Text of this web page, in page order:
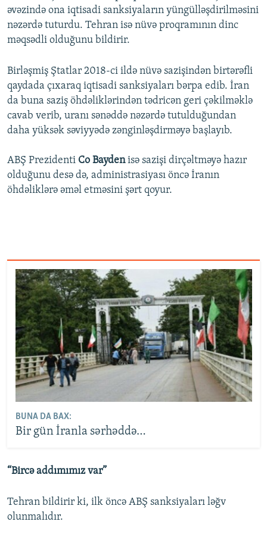
əvəzində ona iqtisadi sanksiyaların yüngülləşdirilməsini
nəzərdə tuturdu. Tehran isə nüvə proqramının dinc
məqsədli olduğunu bildirir.
Birləşmiş Ştatlar 2018-ci ildə nüvə sazişindən birtərəfli
qaydada çıxaraq iqtisadi sanksiyaları bərpa edib. İran
da buna saziş öhdəliklərindən tədricən geri çəkilməklə
cavab verib, uranı sənəddə nəzərdə tutulduğundan
daha yüksək səviyyədə zənginləşdirməyə başlayıb.
ABŞ Prezidenti Co Baydenisə sazişi dirçəltməyə hazır
olduğunu desə də, administrasiyası öncə İranın
öhdəliklərə əməl etməsini şərt qoyur.
BUNA DA BAX:
Bir gün İranla sərhəddə…
“Bircə addımımız var”
Tehran bildirir ki, ilk öncə ABŞ sanksiyaları ləğv
olunmalıdır.